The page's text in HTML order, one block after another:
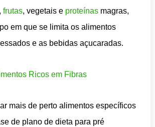
frutas, vegetais e proteínas magras,
em que se limita os alimentos
e as bebidas açucaradas.
Ricos em Fibras
mais de perto alimentos específicos
de plano de dieta para pré